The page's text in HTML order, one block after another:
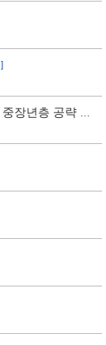
장년층 공략 방